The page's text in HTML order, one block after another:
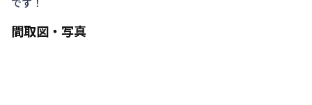
間取図・写真